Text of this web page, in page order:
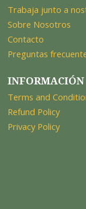
Trabaja junto a
Sobre Nosotros
Contacto
Preguntas
INFORMACIÓN
Terms and
Refund Policy
Privacy Policy